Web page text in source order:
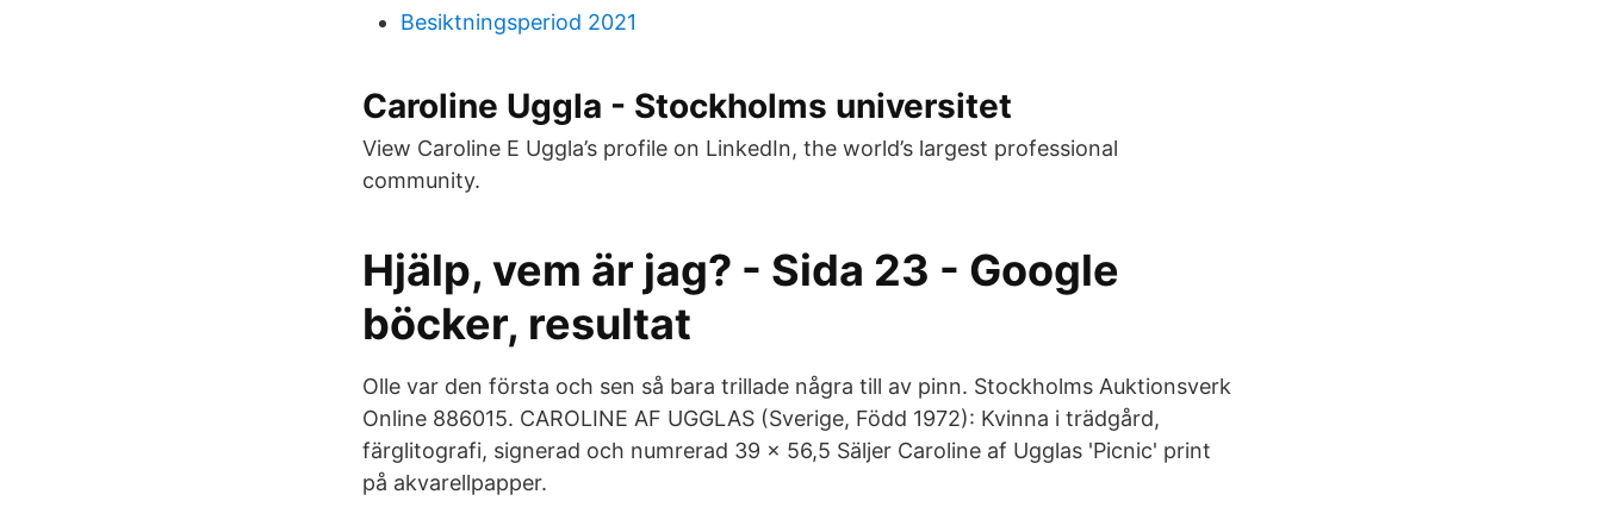
Besiktningsperiod 2021
Caroline Uggla - Stockholms universitet
View Caroline E Uggla’s profile on LinkedIn, the world’s largest professional
community.
Hjälp, vem är jag? - Sida 23 - Google
böcker, resultat
Olle var den första och sen så bara trillade några till av pinn. Stockholms Auktionsverk
Online 886015. CAROLINE AF UGGLAS (Sverige, Född 1972): Kvinna i trädgård,
färglitografi, signerad och numrerad 39 x 56,5 Säljer Caroline af Ugglas 'Picnic' print
på akvarellpapper.